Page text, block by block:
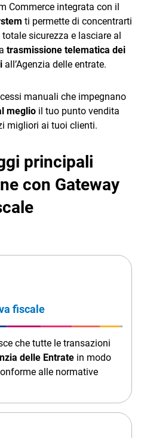
Commerce integrata con il
ti permette di concentrarti
sicurezza e lasciare al
trasmissione telematica dei
all’Agenzia delle entrate.
manuali che impegnano
meglioil tuo punto vendita
migliori ai tuoi clienti.
principali
con Gateway
fiscale
che tutte le transazioni
delle Entrate in modo
alle normative